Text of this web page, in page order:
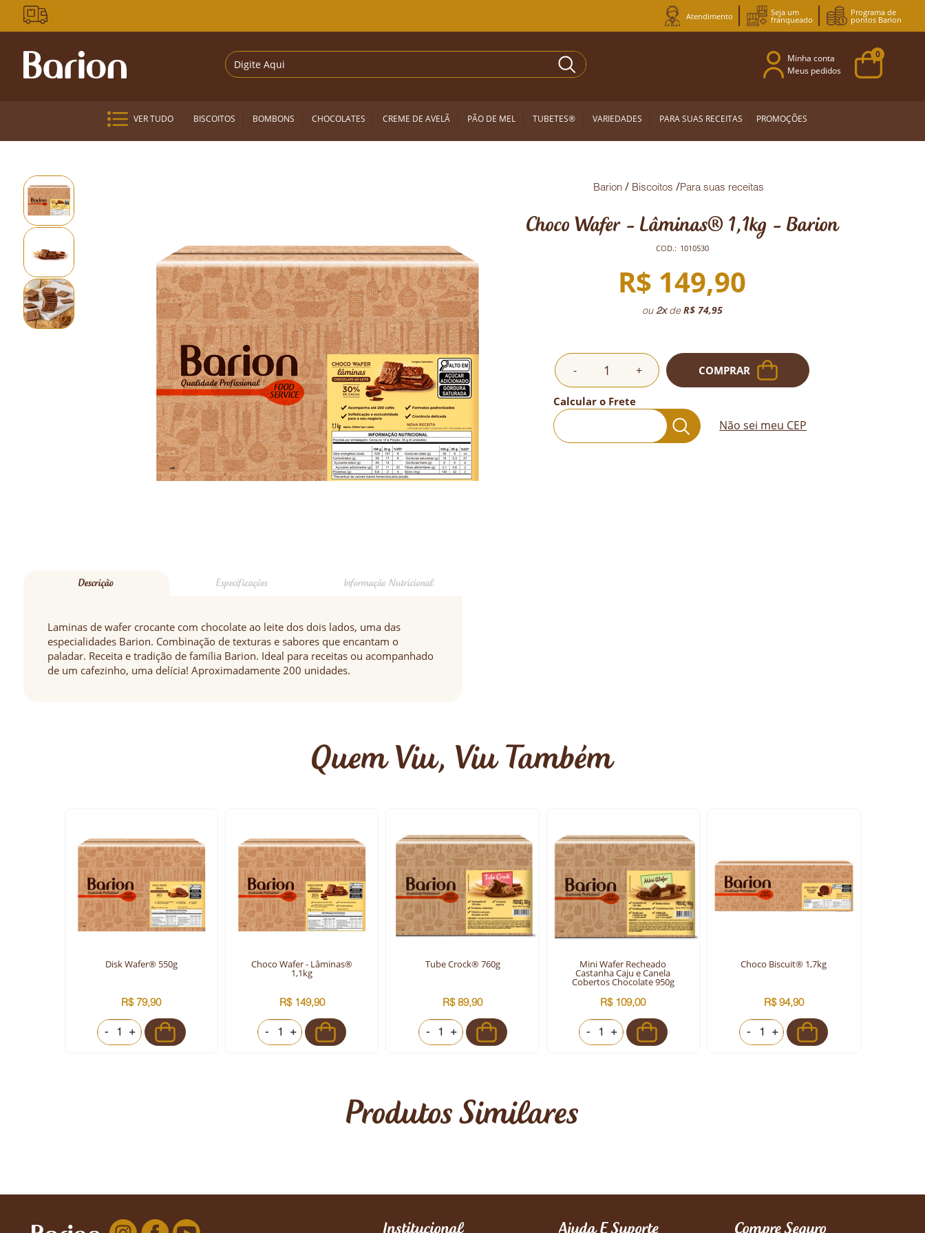
Atendimento Seja um
franqueado
Programa de
pontos Barion
Minha conta
Meus pedidos
0
VER TUDO BISCOITOS BOMBONS CHOCOLATES CREME DE AVELÃ PÃO DE MEL TUBETES® VARIEDADES PARA SUAS RECEITAS PROMOÇÕES
Barion Biscoitos Para suas receitas
Choco Wafer - Lâminas® 1,1kg - Barion
COD.: 1010530
R$ 149,90
ou 2xde R$ 74,95
- + COMPRAR
Calcular o Frete
Não sei meu CEP
Descrição Especificações Informação Nutricional
Laminas de wafer crocante com chocolate ao leite dos dois lados, uma das
especialidades Barion. Combinação de texturas e sabores que encantam o
paladar. Receita e tradição de família Barion. Ideal para receitas ou acompanhado
de um cafezinho, uma delícia! Aproximadamente 200 unidades.
Quem Viu, Viu Também
Disk Wafer® 550g
R$ 79,90
- +
Choco Wafer - Lâminas®
1,1kg
R$ 149,90
- +
Tube Crock® 760g
R$ 89,90
- +
Mini Wafer Recheado
Castanha Caju e Canela
Cobertos Chocolate 950g
R$ 109,00
- +
Choco Biscuit® 1,7kg
R$ 94,90
- +
Produtos Similares